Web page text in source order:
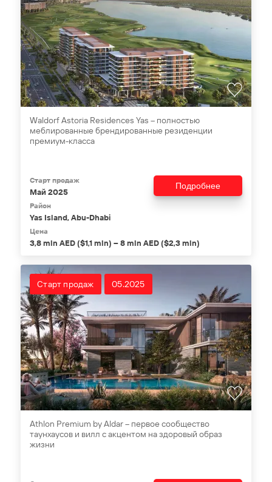
Waldorf Astoria Residences Yas – полностью
меблированные брендированные резиденции
премиум-класса
Старт продаж
Май 2025
Район
Yas Island, Abu-Dhabi
Цена
3,8 mln AED ($1,1 mln) – 8 mln AED ($2,3 mln)
Подробнее
Старт продаж 05.2025
Athlon Premium by Aldar – первое сообщество
таунхаусов и вилл с акцентом на здоровый образ
жизни